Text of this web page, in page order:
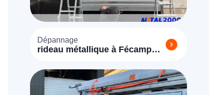
Dépannage
rideau métallique à Fécamp